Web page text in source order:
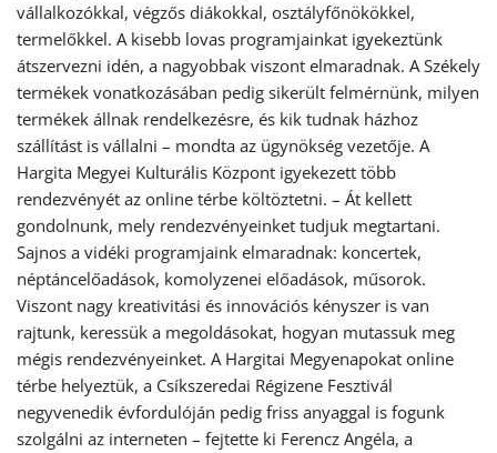
vállalkozókkal, végzős diákokkal, osztályfőnökökkel,
termelőkkel. A kisebb lovas programjainkat igyekeztünk
átszervezni idén, a nagyobbak viszont elmaradnak. A Székely
termékek vonatkozásában pedig sikerült felmérnünk, milyen
termékek állnak rendelkezésre, és kik tudnak házhoz
szállítást is vállalni – mondta az ügynökség vezetője. A
Hargita Megyei Kulturális Központ igyekezett több
rendezvényét az online térbe költöztetni. – Át kellett
gondolnunk, mely rendezvényeinket tudjuk megtartani.
Sajnos a vidéki programjaink elmaradnak: koncertek,
néptáncelőadások, komolyzenei előadások, műsorok.
Viszont nagy kreativitási és innovációs kényszer is van
rajtunk, keressük a megoldásokat, hogyan mutassuk meg
mégis rendezvényeinket. A Hargitai Megyenapokat online
térbe helyeztük, a Csíkszeredai Régizene Fesztivál
negyvenedik évfordulóján pedig friss anyaggal is fogunk
szolgálni az interneten – fejtette ki Ferencz Angéla, a